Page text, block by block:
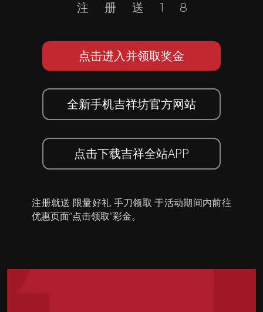
注册送18
点击进入并领取奖金
全新手机吉祥坊官方网站
点击下载吉祥全站APP
注册就送 限量好礼 手刀领取 于活动期间内前往
优惠页面”点击领取”彩金。